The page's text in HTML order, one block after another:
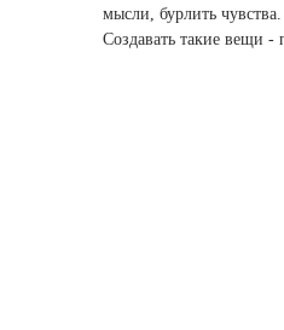
мысли, бурлить чувства.
Создавать такие вещи -